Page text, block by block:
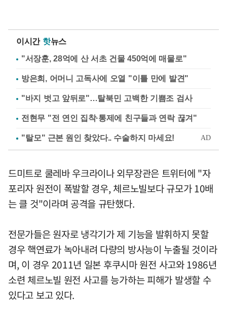
이시간 핫뉴스
"서장훈, 28억에 산 서초 건물 450억에 매물로"
방은희, 어머니 고독사에 오열 "이틀 만에 발견"
"바지 벗고 앞뒤로"…탈북민 고백한 기쁨조 검사
전현무 "전 연인 집착·통제에 친구들과 연락 끊겨"
드미트로 쿨레바 우크라이나 외무장관은 트위터에 "자
포리자 원전이 폭발할 경우, 체르노빌보다 규모가 10배
는 클 것"이라며 공격을 규탄했다.
전문가들은 원자로 냉각기가 제 기능을 발휘하지 못할
경우 핵연료가 녹아내려 다량의 방사능이 누출될 것이라
며, 이 경우 2011년 일본 후쿠시마 원전 사고와 1986년
소련 체르노빌 원전 사고를 능가하는 피해가 발생할 수
있다고 보고 있다.